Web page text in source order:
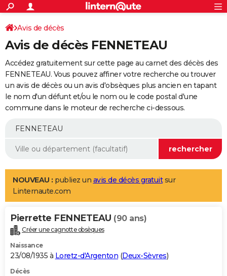
ACTUALITÉS
Politique
Société
Faits Divers
Education
Monde
Villes
+
SPORT
Coupe du monde 2026
Football
Tennis
Cyclisme
Rugby
Forum
Programme TV
TNT
Streaming
Cinéma
Sorties cinéma
Musique
+
FINANCE
Impôts
Immobilier
Risques naturels par ville
Banque
Assurance
Crédit
AUTO
Essais
Réserver un essai
Citadines
Berlines
SUV
Forum auto
+
Mobiles
Meilleur smartphone
Internet
Ordinateurs
Jeux vidéo
Guide high-tech
Aménagement intérieur
LIFESTYLE
Art de vivre
Bien-être
Loisirs
Mode
Modes de vie
Alimentation
Guide de la santé
Maladies
Médicaments
Sommeil
VOYAGE
Destinations
City break
Voyage nature
Voyage de noces
Forum
Climat
+PHOTO
GUIDES D'ACHAT
Avis de décès
Avis de décès FENNETEAU
Accédez gratuitement sur cette page au carnet des décès des
FENNETEAU. Vous pouvez affiner votre recherche ou trouver
un avis de décès ou un avis d'obsèques plus ancien en tapant
le nom d'un défunt et/ou le nom ou le code postal d'une
commune dans le moteur de recherche ci-dessous.
NOUVEAU : publiez un avis de décès gratuitsur
Linternaute.com
Pierrette FENNETEAU (90 ans)
Créer une cagnotte obsèques
Naissance
23/08/1935 à Loretz-d'Argenton (Deux-Sèvres)
Décès